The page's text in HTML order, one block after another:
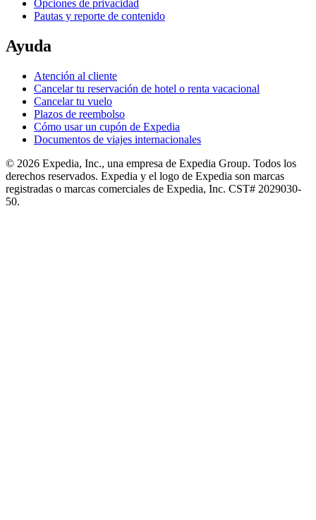
Opciones de privacidad
Pautas y reporte de contenido
Ayuda
Atención al cliente
Cancelar tu reservación de hotel o renta vacacional
Cancelar tu vuelo
Plazos de reembolso
Cómo usar un cupón de Expedia
Documentos de viajes internacionales
© 2026 Expedia, Inc., una empresa de Expedia Group. Todos los
derechos reservados. Expedia y el logo de Expedia son marcas
registradas o marcas comerciales de Expedia, Inc. CST# 2029030-
50.